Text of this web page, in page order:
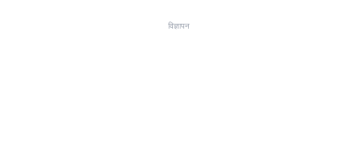
विज्ञापन